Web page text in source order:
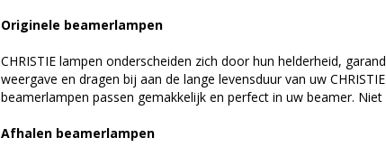
Originele beamerlampen
CHRISTIE lampen onderscheiden zich door hun helderheid,
weergave en dragen bij aan de lange levensduur van uw
beamerlampen passen gemakkelijk en perfect in uw beamer.
Afhalen beamerlampen